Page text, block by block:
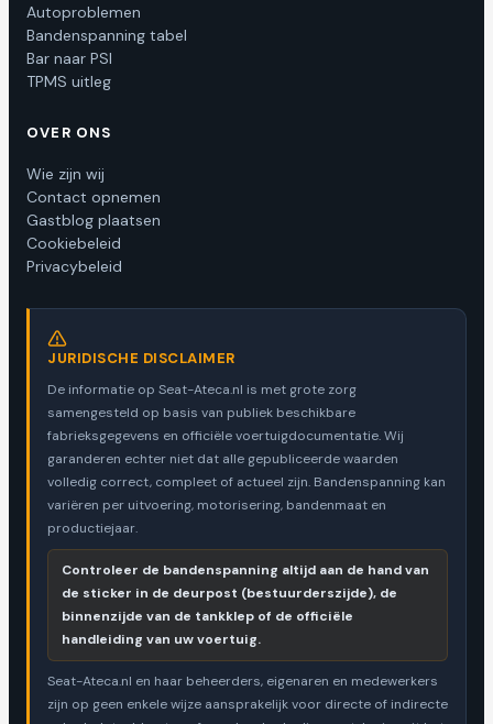
Autoproblemen
Bandenspanning tabel
Bar naar PSI
TPMS uitleg
OVER ONS
Wie zijn wij
Contact opnemen
Gastblog plaatsen
Cookiebeleid
Privacybeleid
JURIDISCHE DISCLAIMER
De informatie op Seat-Ateca.nl is met grote zorg
samengesteld op basis van publiek beschikbare
fabrieksgegevens en officiële voertuigdocumentatie. Wij
garanderen echter niet dat alle gepubliceerde waarden
volledig correct, compleet of actueel zijn. Bandenspanning kan
variëren per uitvoering, motorisering, bandenmaat en
productiejaar.
Controleer de bandenspanning altijd aan de hand van
de sticker in de deurpost (bestuurderszijde), de
binnenzijde van de tankklep of de officiële
handleiding van uw voertuig.
Seat-Ateca.nl en haar beheerders, eigenaren en medewerkers
zijn op geen enkele wijze aansprakelijk voor directe of indirecte